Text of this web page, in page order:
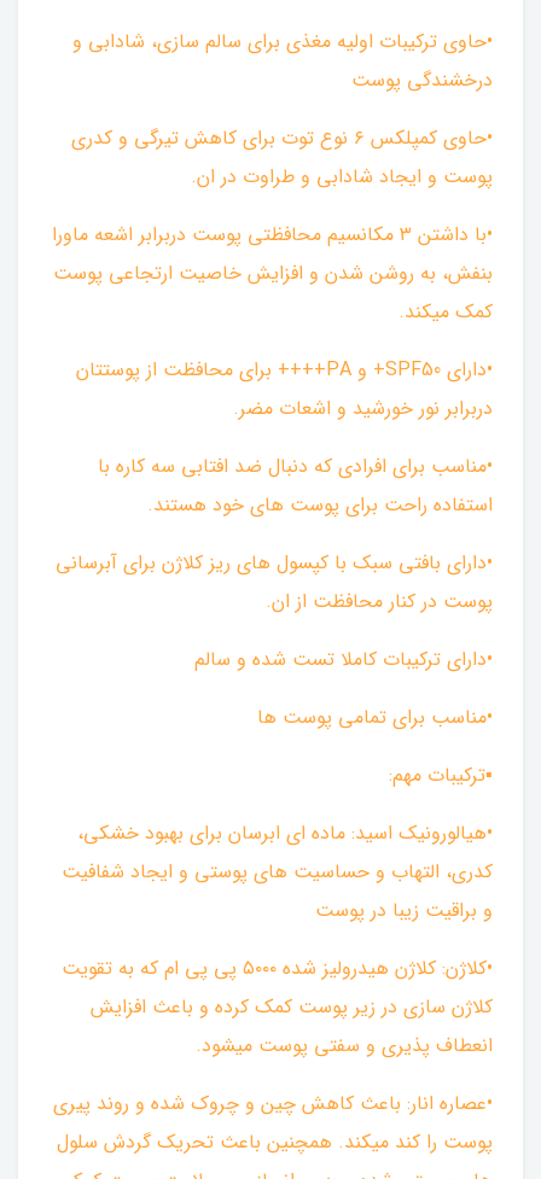
•حاوی ترکیبات اولیه مغذی برای سالم سازی، شادابی و
درخشندگی پوست
•حاوی کمپلکس ۶ نوع توت برای کاهش تیرگی و کدری
پوست و ایجاد شادابی و طراوت در ان.
•با داشتن ۳ مکانسیم محافظتی پوست دربرابر اشعه ماورا
بنفش، به روشن شدن و افزایش خاصیت ارتجاعی پوست
کمک میکند.
•دارای SPF50+ و PA++++ برای محافظت از پوستتان
دربرابر نور خورشید و اشعات مضر.
•مناسب برای افرادی که دنبال ضد افتابی سه کاره با
استفاده راحت برای پوست های خود هستند.
•دارای بافتی سبک با کپسول های ریز کلاژن برای آبرسانی
پوست در کنار محافظت از ان.
•دارای ترکیبات کاملا تست شده و سالم
•مناسب برای تمامی پوست ها
▪︎ترکیبات مهم:
•هیالورونیک اسید: ماده ای ابرسان برای بهبود خشکی،
کدری، التهاب و حساسیت های پوستی و ایجاد شفافیت
و براقیت زیبا در پوست
•کلاژن: کلاژن هیدرولیز شده ۵۰۰۰ پی پی ام که به تقویت
کلاژن سازی در زیر پوست کمک کرده و باعث افزایش
انعطاف پذیری و سفتی پوست میشود.
•عصاره انار: باعث کاهش چین و چروک شده و روند پیری
پوست را کند میکند. همچنین باعث تحریک گردش سلول